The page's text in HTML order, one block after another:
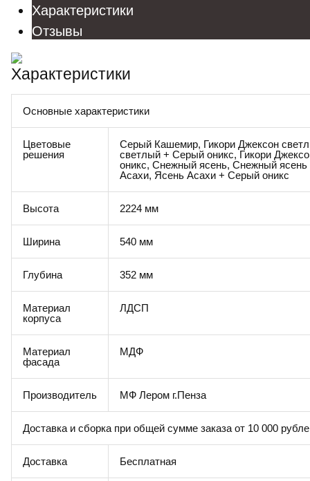
Характеристики
Отзывы
Характеристики
Основные характеристики
Цветовые
решения
Серый Кашемир, Гикори Джексон
светлый + Серый оникс, Гикори
оникс, Снежный ясень, Снежный
Асахи, Ясень Асахи + Серый оникс
Высота 2224 мм
Ширина 540 мм
Глубина 352 мм
Материал
корпуса
ЛДСП
Материал
фасада
МДФ
Производитель МФ Лером г.Пенза
Доставка и сборка при общей сумме заказа от 10 000
Доставка Бесплатная